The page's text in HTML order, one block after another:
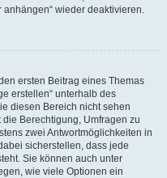
wieder deaktivieren.
ersten Beitrag eines Themas
erstellen“ unterhalb des
diesen Bereich nicht sehen
Berechtigung, Umfragen zu
zwei Antwortmöglichkeiten in
sicherstellen, dass jede
Sie können auch unter
wie viele Optionen ein